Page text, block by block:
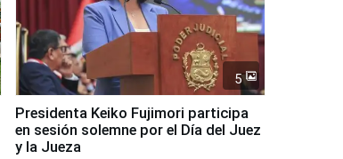
5
Presidenta Keiko Fujimori participa
en sesión solemne por el Día del Juez
y la Jueza